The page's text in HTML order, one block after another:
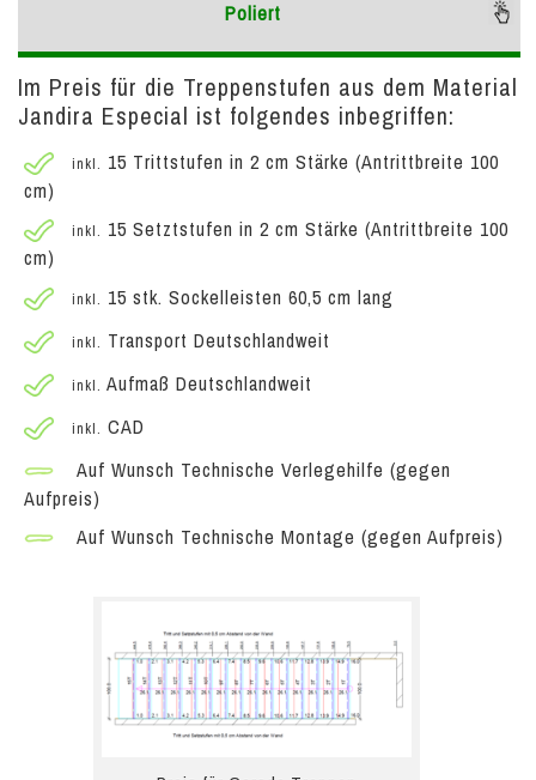
Poliert
Im Preis für die Treppenstufen aus dem Material
Jandira Especial ist folgendes inbegriffen:
inkl. 15 Trittstufen in 2 cm Stärke (Antrittbreite 100
cm)
inkl. 15 Setztstufen in 2 cm Stärke (Antrittbreite 100
cm)
inkl. 15 stk. Sockelleisten 60,5 cm lang
inkl. Transport Deutschlandweit
inkl. Aufmaß Deutschlandweit
inkl. CAD
Auf Wunsch Technische Verlegehilfe (gegen
Aufpreis)
Auf Wunsch Technische Montage (gegen Aufpreis)